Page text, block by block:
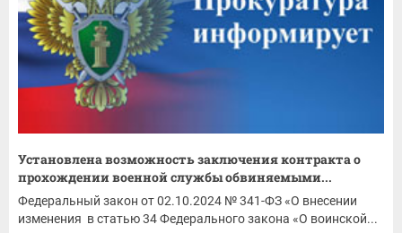
Установлена возможность заключения контракта о
прохождении военной службы обвиняемыми...
Федеральный закон от 02.10.2024 № 341-ФЗ «О внесении
изменения в статью 34 Федерального закона «О воинской...